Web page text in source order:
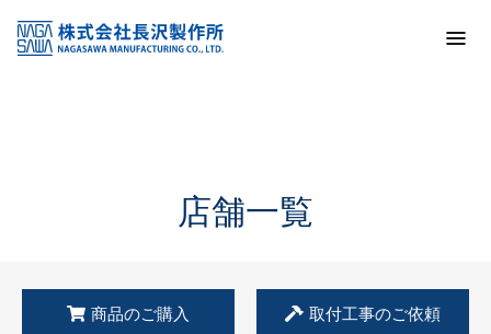
KSS加盟店・取扱店情報
店舗一覧
店舗一覧
商品のご購入 取付工事のご依頼